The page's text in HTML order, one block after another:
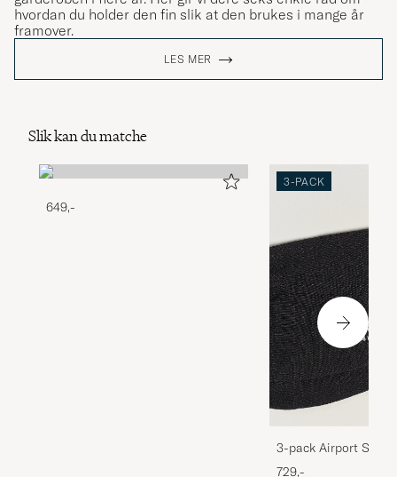
hvordan du holder den fin slik at den brukes i mange år
framover.
LES MER
Slik kan du matche
649,-
3-PACK
3-pack Airport
Melange
729,-